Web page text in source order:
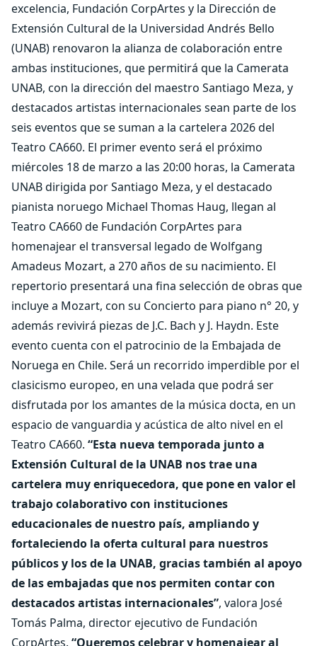
excelencia, Fundación CorpArtes y la Dirección de
Extensión Cultural de la Universidad Andrés Bello
(UNAB) renovaron la alianza de colaboración entre
ambas instituciones, que permitirá que la Camerata
UNAB, con la dirección del maestro Santiago Meza, y
destacados artistas internacionales sean parte de los
seis eventos que se suman a la cartelera 2026 del
Teatro CA660. El primer evento será el próximo
miércoles 18 de marzo a las 20:00 horas, la Camerata
UNAB dirigida por Santiago Meza, y el destacado
pianista noruego Michael Thomas Haug, llegan al
Teatro CA660 de Fundación CorpArtes para
homenajear el transversal legado de Wolfgang
Amadeus Mozart, a 270 años de su nacimiento. El
repertorio presentará una fina selección de obras que
incluye a Mozart, con su Concierto para piano n° 20, y
además revivirá piezas de J.C. Bach y J. Haydn. Este
evento cuenta con el patrocinio de la Embajada de
Noruega en Chile. Será un recorrido imperdible por el
clasicismo europeo, en una velada que podrá ser
disfrutada por los amantes de la música docta, en un
espacio de vanguardia y acústica de alto nivel en el
Teatro CA660. “Esta nueva temporada junto a
Extensión Cultural de la UNAB nos trae una
cartelera muy enriquecedora, que pone en valor el
trabajo colaborativo con instituciones
educacionales de nuestro país, ampliando y
fortaleciendo la oferta cultural para nuestros
públicos y los de la UNAB, gracias también al apoyo
de las embajadas que nos permiten contar con
destacados artistas internacionales”, valora José
Tomás Palma, director ejecutivo de Fundación
CorpArtes. “Queremos celebrar y homenajear al